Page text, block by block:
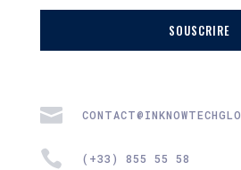
SOUSCRIRE

 (+33) 855 55 58